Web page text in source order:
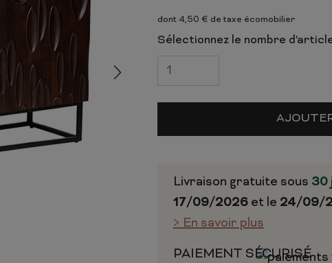
CHAMBRE COMPLÈTEdont 4,50 € de taxe écomobilier
Sélectionnez le nombre
Livraison gratuite sous 30
17/09/2026et le 24/09/
> En savoir plus
PAIEMENT SÉCURISÉ